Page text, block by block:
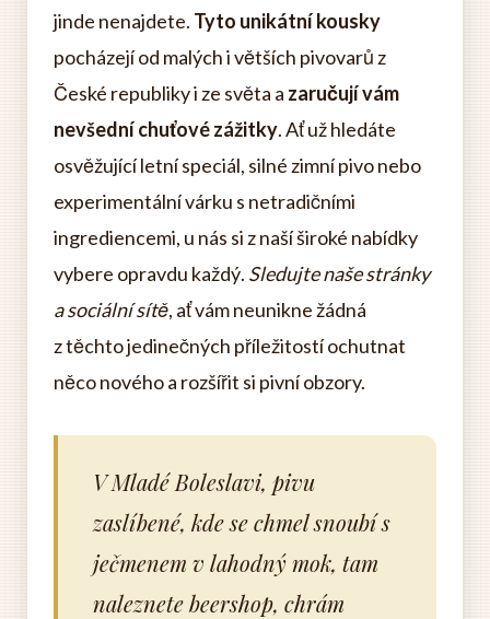
jinde nenajdete. Tyto unikátní kousky
pocházejí od malých i větších pivovarů z
České republiky i ze světa a zaručují vám
nevšední chuťové zážitky. Ať už hledáte
osvěžující letní speciál, silné zimní pivo nebo
experimentální várku s netradičními
ingrediencemi, u nás si z naší široké nabídky
vybere opravdu každý. Sledujte naše stránky
a sociální sítě, ať vám neunikne žádná
z těchto jedinečných příležitostí ochutnat
něco nového a rozšířit si pivní obzory.
V Mladé Boleslavi, pivu
zaslíbené, kde se chmel snoubí s
ječmenem v lahodný mok, tam
naleznete beershop, chrám